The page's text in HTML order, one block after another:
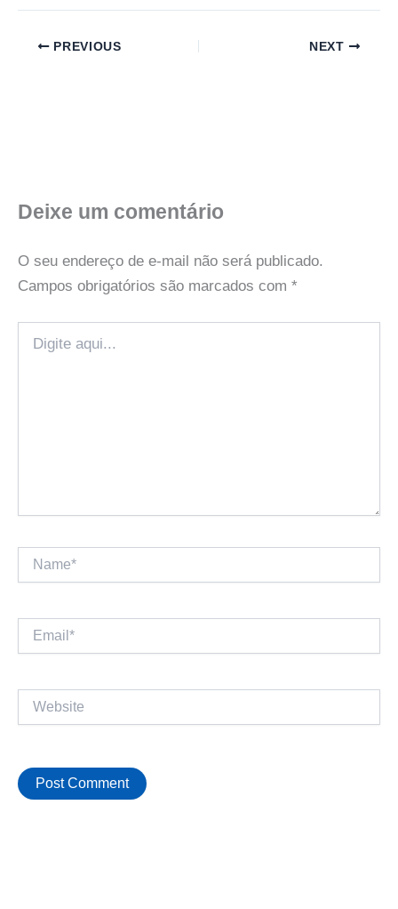
PREVIOUS NEXT
Deixe um comentário
O seu endereço de e-mail não será publicado.
Campos obrigatórios são marcados com *
aqui...